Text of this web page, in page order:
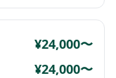
¥24,000〜
¥24,000〜